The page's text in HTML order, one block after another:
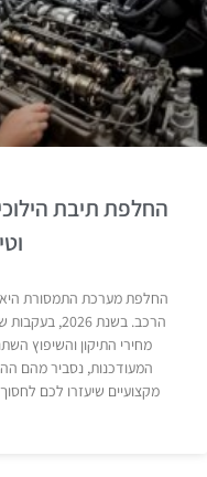
החלפת מערכת התמסורת היא
הרכב. בשנת
מחירי התיקון והשיפוץ
המעודכנות, נסביר מהם
מקצועיים שיעזרו לכם